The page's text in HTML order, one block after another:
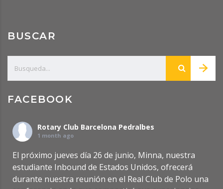
BUSCAR
FACEBOOK
Rotary Club Barcelona Pedralbes
1 month ago
El próximo jueves día 26 de junio, Minna, nuestra
estudiante Inbound de Estados Unidos, ofrecerá
durante nuestra reunión en el Real Club de Polo una